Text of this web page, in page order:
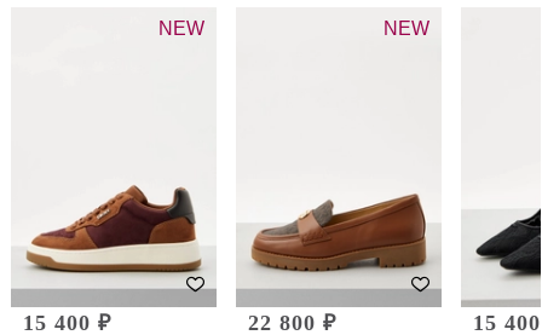
NEW
15 400 ₽
NEW
22 800 ₽ 15